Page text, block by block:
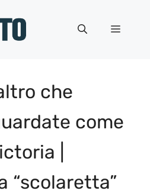
Menu
che
come
|
“scolaretta”